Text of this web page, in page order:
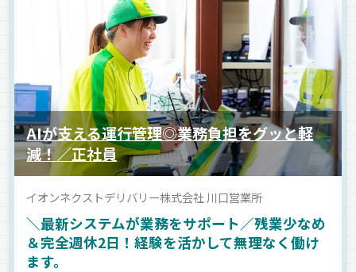
AIが支える運行管理◎業務負担をグッと軽
減！／正社員
イオンネクストデリバリー株式会社 川口営業所
＼最新システムが業務をサポート／残業少なめ
＆完全週休2日！経験を活かして無理なく働け
ます。